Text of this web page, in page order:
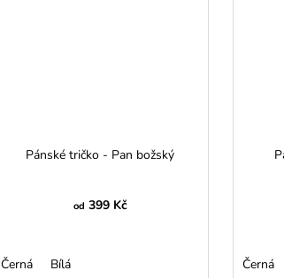
Pánské tričko - Pan božský
od 399 Kč
Černá Bílá Černá